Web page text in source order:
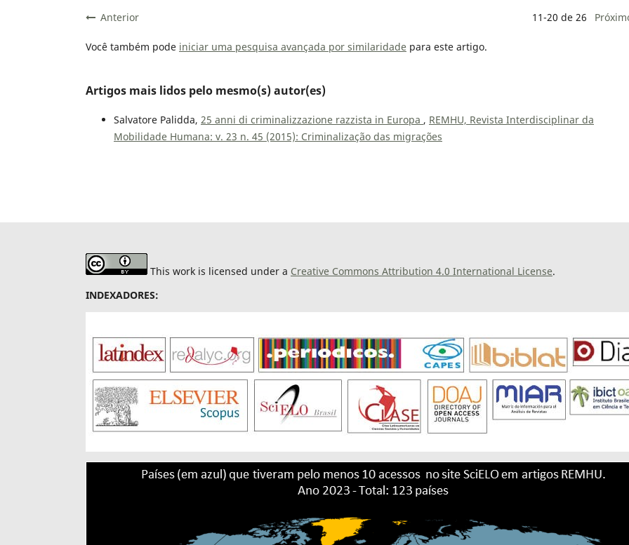
Anterior 11-20 de 26
Você também pode iniciar uma pesquisa avançada por similaridade para este artigo.
Artigos mais lidos pelo mesmo(s) autor(es)
Salvatore Palidda, 25 anni di criminalizzazione razzista in Europa , REMHU, Revista Interdisciplinar da
Mobilidade Humana: v. 23 n. 45 (2015): Criminalização das migrações
This work is licensed under a Creative Commons Attribution 4.0 International License.
INDEXADORES: